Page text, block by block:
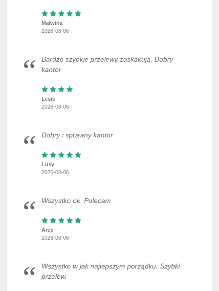
Malwina
2026-08-06
Bardzo szybkie przelewy zaskakują. Dobry
kantor
Lesiu
2026-08-06
Dobry i sprawny kantor
Lusy
2026-08-06
Wszystko ok. Polecam
Arek
2026-08-06
Wszystko w jak najlepszym porządku. Szybki
przelew.